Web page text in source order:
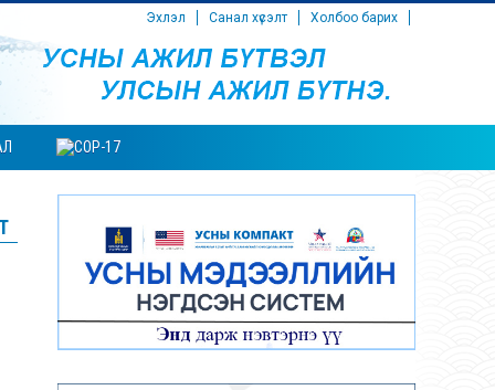
Эхлэл Санал хүсэлт Холбоо барих